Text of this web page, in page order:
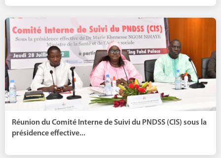
Réunion du Comité Interne de Suivi du PNDSS (CIS) sous la
présidence effective...